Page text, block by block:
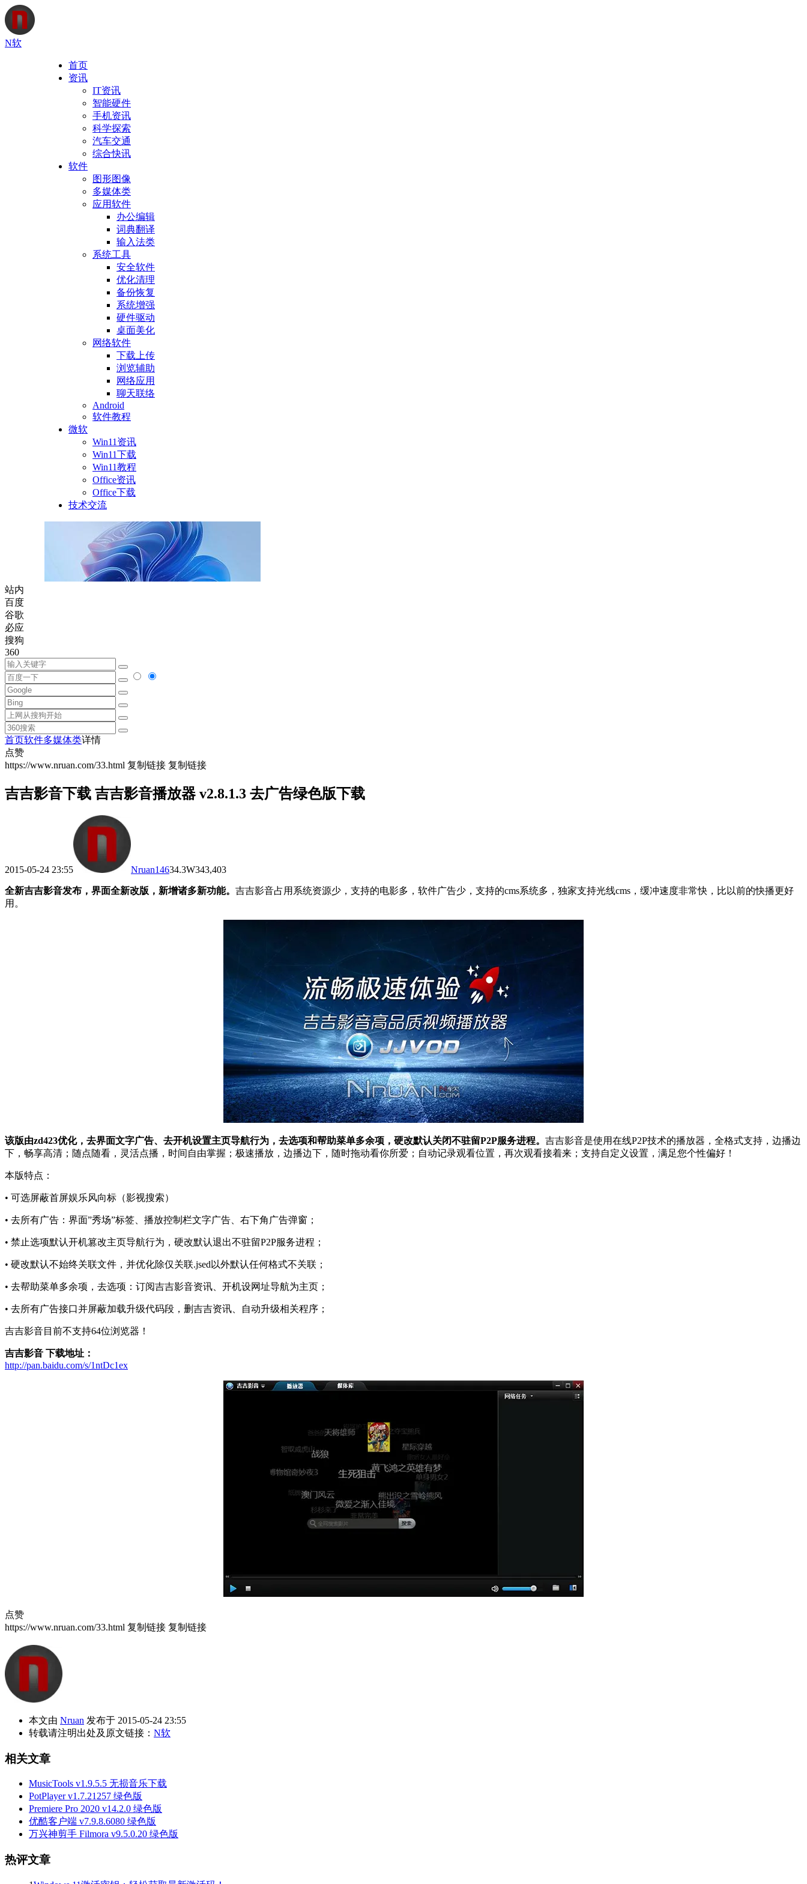
N软
首页
资讯
IT资讯
智能硬件
手机资讯
科学探索
汽车交通
综合快讯
软件
图形图像
多媒体类
应用软件
办公编辑
词典翻译
输入法类
系统工具
安全软件
优化清理
备份恢复
系统增强
硬件驱动
桌面美化
网络软件
下载上传
浏览辅助
网络应用
聊天联络
Android
软件教程
微软
Win11资讯
Win11下载
Win11教程
Office资讯
Office下载
技术交流
站内
百度
谷歌
必应
搜狗
360
首页软件多媒体类详情
点赞
https://www.nruan.com/33.html 复制链接 复制链接
吉吉影音下载 吉吉影音播放器 v2.8.1.3 去广告绿色版下载
2015-05-24 23:55 Nruan14634.3W343,403
全新吉吉影音发布，界面全新改版，新增诸多新功能。 吉吉影音占用系统资源少，支持的电影多，软件广告少，支持的cms系统多，独家支持光线cms，缓冲速度非常快，比以前的快播更好
用。
该版由zd423优化，去界面文字广告、去开机设置主页导航行为，去选项和帮助菜单多余项，硬改默认关闭不驻留P2P服务进程。 吉吉影音是使用在线P2P技术的播放器，全格式支持，边播边
下，畅享高清；随点随看，灵活点播，时间自由掌握；极速播放，边播边下，随时拖动看你所爱；自动记录观看位置，再次观看接着来；支持自定义设置，满足您个性偏好！
本版特点：
• 可选屏蔽首屏娱乐风向标（影视搜索）
• 去所有广告：界面”秀场”标签、播放控制栏文字广告、右下角广告弹窗；
• 禁止选项默认开机篡改主页导航行为，硬改默认退出不驻留P2P服务进程；
• 硬改默认不始终关联文件，并优化除仅关联.jsed以外默认任何格式不关联；
• 去帮助菜单多余项，去选项：订阅吉吉影音资讯、开机设网址导航为主页；
• 去所有广告接口并屏蔽加载升级代码段，删吉吉资讯、自动升级相关程序；
吉吉影音目前不支持64位浏览器！
吉吉影音 下载地址：
http://pan.baidu.com/s/1ntDc1ex
点赞
https://www.nruan.com/33.html 复制链接 复制链接
本文由 Nruan 发布于 2015-05-24 23:55
转载请注明出处及原文链接： N软
相关文章
MusicTools v1.9.5.5 无损音乐下载
PotPlayer v1.7.21257 绿色版
Premiere Pro 2020 v14.2.0 绿色版
优酷客户端 v7.9.8.6080 绿色版
万兴神剪手 Filmora v9.5.0.20 绿色版
热评文章